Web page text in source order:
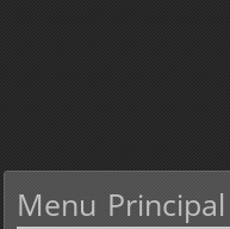
Menu Principal